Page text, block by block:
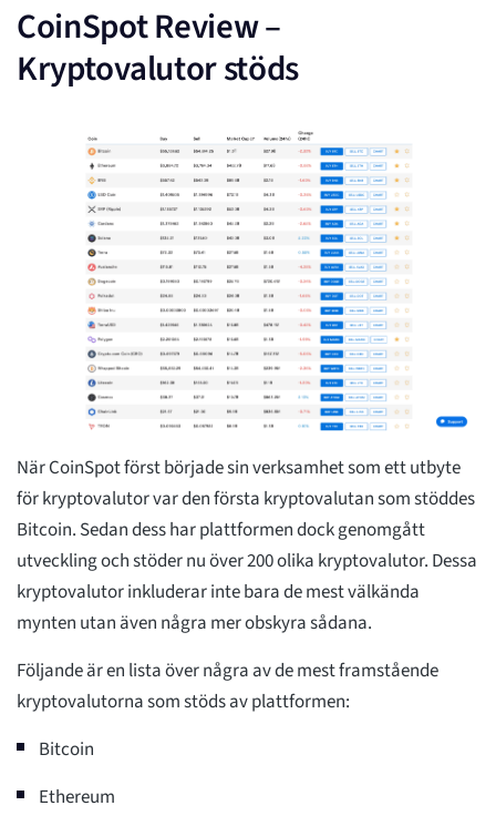
CoinSpot Review –
Kryptovalutor stöds
När CoinSpot först började sin verksamhet som ett utbyte
för kryptovalutor var den första kryptovalutan som stöddes
Bitcoin. Sedan dess har plattformen dock genomgått
utveckling och stöder nu över 200 olika kryptovalutor. Dessa
kryptovalutor inkluderar inte bara de mest välkända
mynten utan även några mer obskyra sådana.
Följande är en lista över några av de mest framstående
kryptovalutorna som stöds av plattformen:
Bitcoin
Ethereum